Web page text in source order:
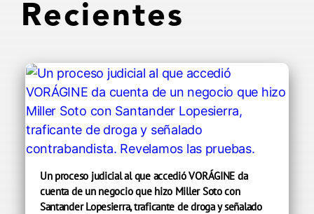
Recientes
Un proceso judicial al que accedió VORÁGINE da
cuenta de un negocio que hizo Miller Soto con
Santander Lopesierra, traficante de droga y señalado